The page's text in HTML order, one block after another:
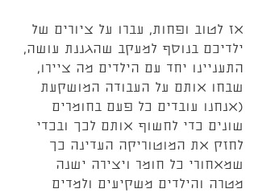
אז לטוב ופחות, עברו על ציורים של
ילדיכם בנוסף למעקב שהגננת עושה,
התעניינו יחד עם הילדים מה ציירו,
שבחו אותם על העבודה המושקעת
(אנחנו עובדים כל פעם בחומרים
שונים כדי לחשוף אותם לכך ובכדי
לחזק את המוטוריקה העדינה כך
שמאחורי כל חומר ויצירה ישנה
מטרה והילדים משקיעים ולמדים